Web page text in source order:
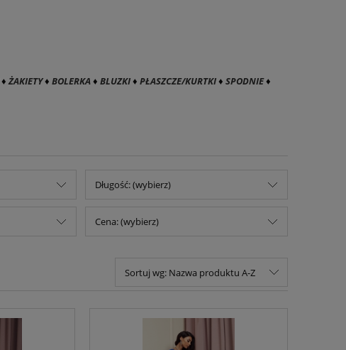
♦ŻAKIETY♦ BOLERKA♦ BLUZKI♦ PŁASZCZE/KURTKI♦ SPODNIE♦
Długość: (wybierz)
Cena: (wybierz)
Sortuj wg: Nazwa produktu A-Z